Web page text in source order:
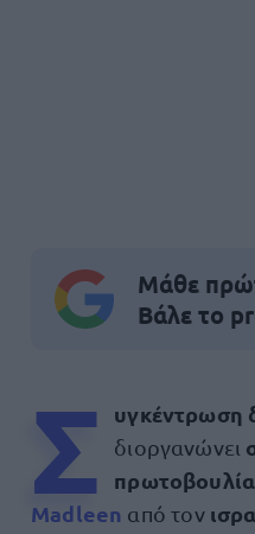
Μάθε
Βάλε το
Σ υγκέντρωση
διοργανώνει
Madleen από τον